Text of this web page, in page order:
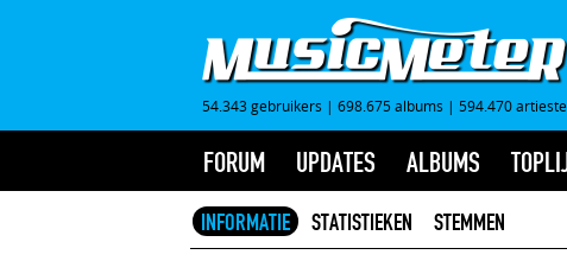
54.343 gebruikers | 698.675 albums | 594.470
FORUM UPDATES ALBUMS
INFORMATIE STATISTIEKEN STEMMEN